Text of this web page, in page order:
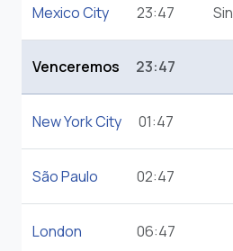
Mexico City 23:47
Venceremos 23:47
New York City 01:47
São Paulo 02:47
London 06:47